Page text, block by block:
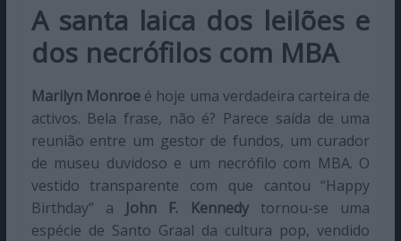
A santa laica dos leilões e
dos necrófilos com MBA
Marilyn Monroeé hoje uma verdadeira carteira de
activos. Bela frase, não é? Parece saída de uma
reunião entre um gestor de fundos, um curador
de museu duvidoso e um necrófilo com MBA. O
vestido transparente com que cantou “Happy
Birthday” a John F. Kennedytornou-se uma
espécie de Santo Graal da cultura pop, vendido